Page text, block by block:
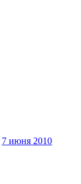
7 июня 2010